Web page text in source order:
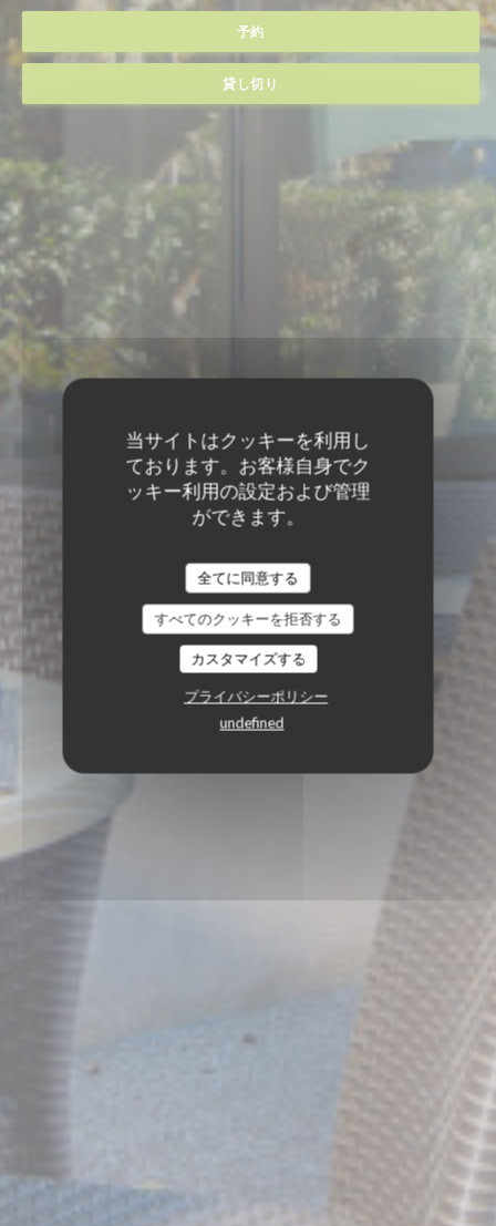
当サイトはクッキーを利用し
ております。お客様自身でク
ッキー利用の設定および管理
ができます。
全てに同意する
すべてのクッキーを拒否する
カスタマイズする
プライバシーポリシー
undefined
予約
貸し切り